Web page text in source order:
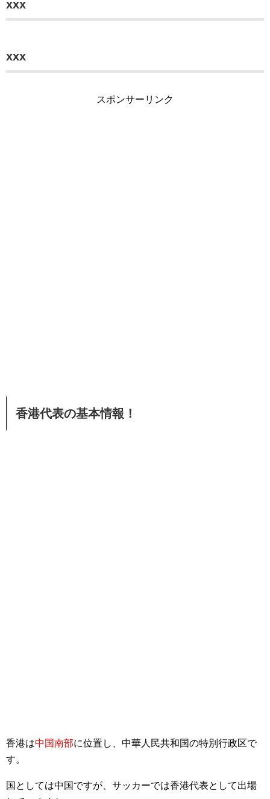
xxx
xxx
スポンサーリンク
香港代表の基本情報！
香港は中国南部に位置し、中華人民共和国の特別行政区で
す。
国としては中国ですが、サッカーでは香港代表として出場